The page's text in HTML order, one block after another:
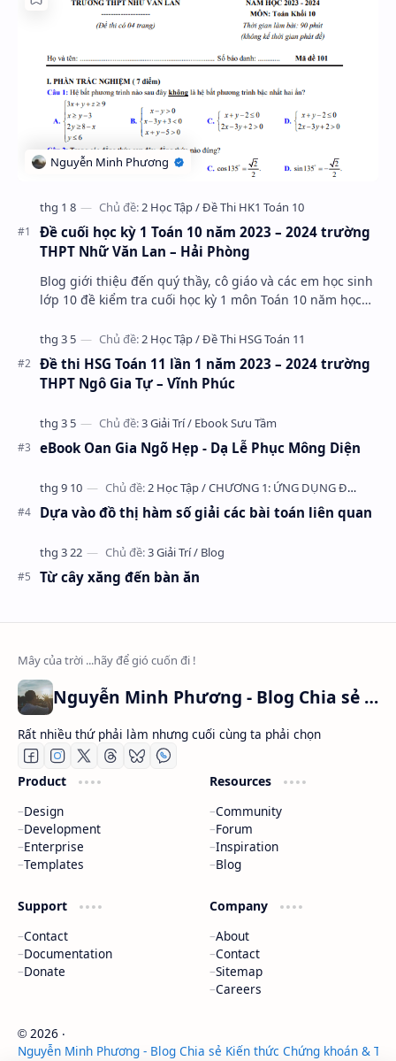
Đề cuối học kỳ 1 Toán 10 năm 2023 – 2024 trường
THPT Nhữ Văn Lan – Hải Phòng
Blog giới thiệu đến quý thầy, cô giáo và các em học sinh
lớp 10 đề kiểm tra cuối học kỳ 1 môn Toán 10 năm học
Đề thi HSG Toán 11 lần 1 năm 2023 – 2024 trường
THPT Ngô Gia Tự – Vĩnh Phúc
eBook Oan Gia Ngõ Hẹp - Dạ Lễ Phục Mông Diện
Dựa vào đồ thị hàm số giải các bài toán liên quan
Từ cây xăng đến bàn ăn
Nguyễn Minh Phương - Blog Chia sẻ Kiến thức Chứng khoán & Tài liệu Toán học
Rất nhiều thứ phải làm nhưng cuối cùng ta phải chọn
Product
Design
Development
Enterprise
Templates
Resources
Community
Forum
Inspiration
Blog
Support
Contact
Documentation
Donate
Company
About
Contact
Sitemap
Careers
© 2026 ‧
Nguyễn Minh Phương - Blog Chia sẻ Kiến thức Chứng khoán & Tài